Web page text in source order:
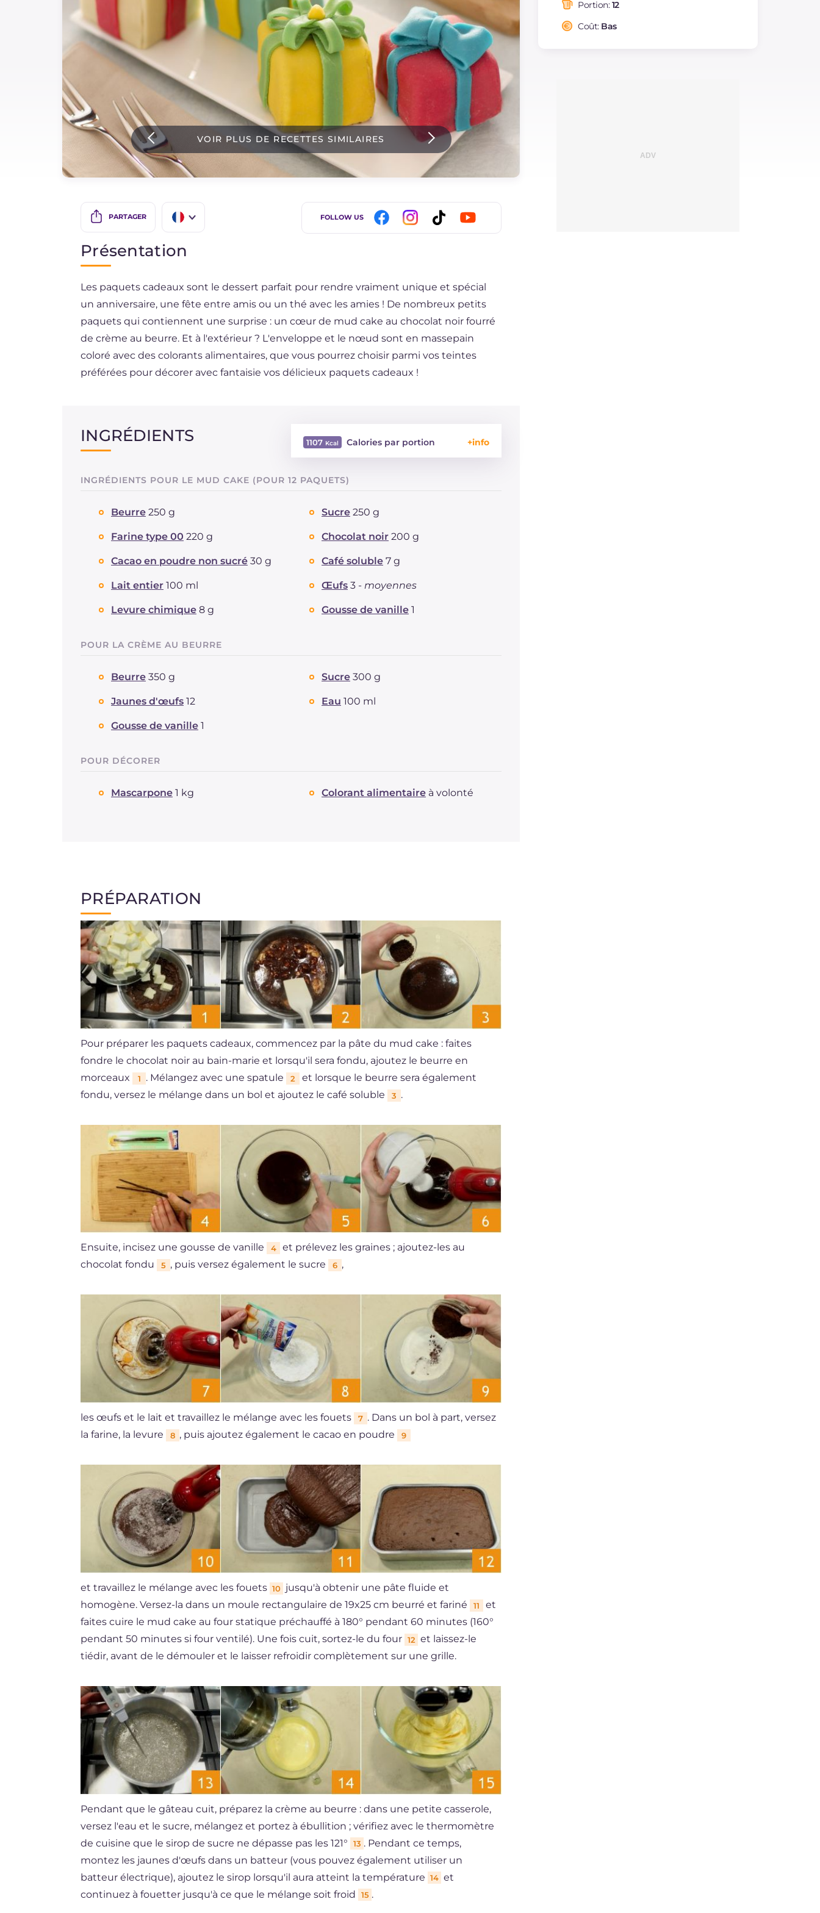
Dernieres recettes
IT Website
Instagram
YouTube
VOIR PLUS DE RECETTES SIMILAIRES
PARTAGER
DE
BR
FOLLOW US
saturés
Fibre
Cholestérol
Portion:12
Coût: Bas
Présentation
Les paquets cadeaux sont le dessert parfait pour rendre vraiment unique et spécial
un anniversaire, une fête entre amis ou un thé avec les amies ! De nombreux petits
paquets qui contiennent une surprise : un cœur de mud cake au chocolat noir fourré
de crème au beurre. Et à l'extérieur ? L'enveloppe et le nœud sont en massepain
coloré avec des colorants alimentaires, que vous pourrez choisir parmi vos teintes
préférées pour décorer avec fantaisie vos délicieux paquets cadeaux !
INGRÉDIENTS 1107 Calories par portion
Glucides
Protéine
Graisses
dont acides gras saturés
Fibre
Sodium
INGRÉDIENTS POUR LE MUD CAKE (POUR 12 PAQUETS)
Beurre 250 g Sucre 250 g
Farine type 00 220 g Chocolat noir 200 g
Cacao en poudre non sucré 30 g Café soluble 7 g
Lait entier 100 ml Œufs 3 - moyennes
Levure chimique 8 g Gousse de vanille 1
POUR LA CRÈME AU BEURRE
Beurre 350 g Sucre 300 g
Jaunes d'œufs 12 Eau 100 ml
Gousse de vanille 1
POUR DÉCORER
Mascarpone 1 kg Colorant alimentaire à volonté
PRÉPARATION
Pour préparer les paquets cadeaux, commencez par la pâte du mud cake : faites
fondre le chocolat noir au bain-marie et lorsqu'il sera fondu, ajoutez le beurre en
morceaux
1 . Mélangez avec une spatule 2
et lorsque le beurre sera également
fondu, versez le mélange dans un bol et ajoutez le café soluble
3 .
Ensuite, incisez une gousse de vanille 4
et prélevez les graines ; ajoutez-les au
chocolat fondu
5 , puis versez également le sucre 6 ,
les œufs et le lait et travaillez le mélange avec les fouets 7 . Dans un bol à part, versez
la farine, la levure
8 , puis ajoutez également le cacao en poudre 9
et travaillez le mélange avec les fouets 10 jusqu'à obtenir une pâte fluide et
homogène. Versez-la dans un moule rectangulaire de 19x25 cm beurré et fariné
11
et
faites cuire le mud cake au four statique préchauffé à 180° pendant 60 minutes (160°
pendant 50 minutes si four ventilé). Une fois cuit, sortez-le du four 12 et laissez-le
tiédir, avant de le démouler et le laisser refroidir complètement sur une grille.
Pendant que le gâteau cuit, préparez la crème au beurre : dans une petite casserole,
versez l'eau et le sucre, mélangez et portez à ébullition ; vérifiez avec le thermomètre
de cuisine que le sirop de sucre ne dépasse pas les 121°
13 . Pendant ce temps,
montez les jaunes d'œufs dans un batteur (vous pouvez également utiliser un
batteur électrique), ajoutez le sirop lorsqu'il aura atteint la température 14 et
continuez à fouetter jusqu'à ce que le mélange soit froid
15 .